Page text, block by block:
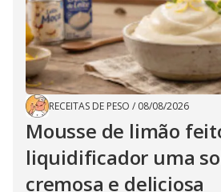
RECEITAS DE PESO / 08/08/2026
Mousse de limão
liquidificador uma
cremosa e deliciosa